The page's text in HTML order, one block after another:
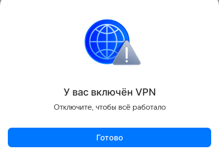
зависимость от топливав городе, но при этом
сохраняют привычный запас хода и возможность
дальних поездок без постоянного поиска зарядки.
высокий спрос на электромобили и гибриды, по
прогнозам участников рынка, сохранится.
У вас включён VPN
Отключите, чтобы всё работало
Готово